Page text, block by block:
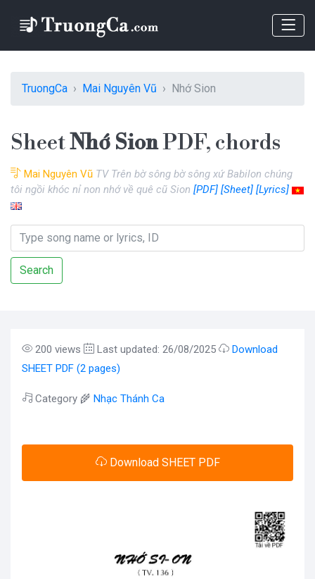
TruongCa Mai Nguyên Vũ Nhớ Sion
SheetNhớ SionPDF, chords
Mai Nguyên Vũ TV Trên bờ sông bờ sông xứ Babilon chúng
tôi ngồi khóc nỉ non nhớ về quê cũ Sion [PDF] [Sheet] [Lyrics]
Search
200 views Last updated: 26/08/2025
Download
SHEET PDF (2 pages)
Category 🌾 Nhạc Thánh Ca
Download SHEET PDF